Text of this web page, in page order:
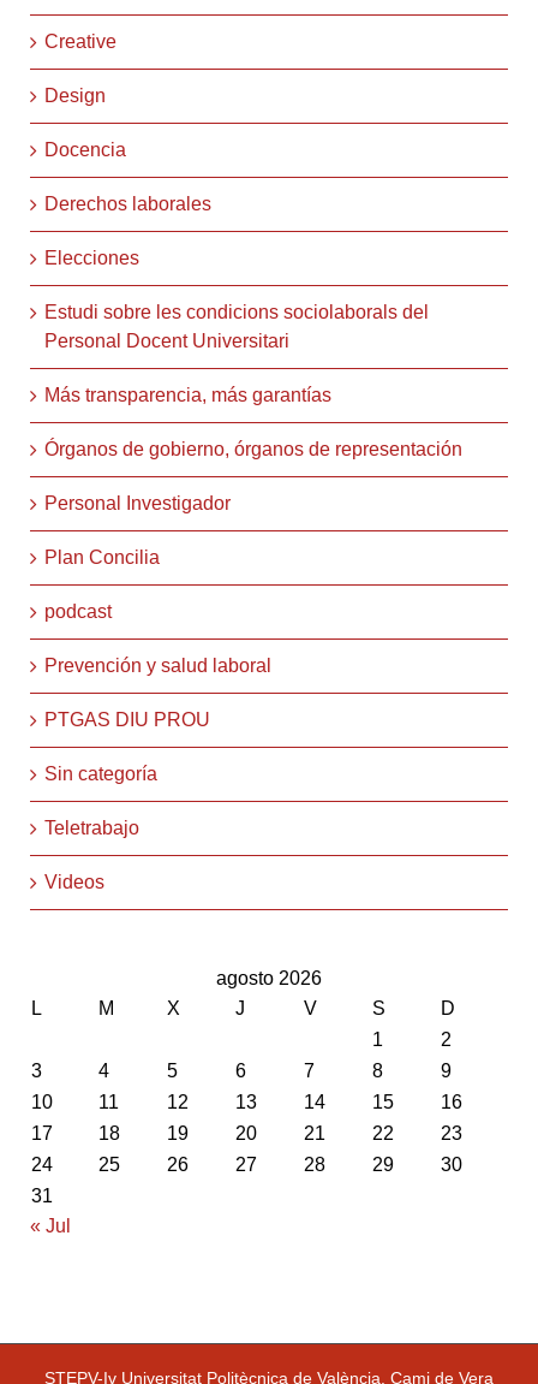
Creative
Design
Docencia
Derechos laborales
Elecciones
Estudi sobre les condicions sociolaborals del
Personal Docent Universitari
Más transparencia, más garantías
Órganos de gobierno, órganos de representación
Personal Investigador
Plan Concilia
podcast
Prevención y salud laboral
PTGAS DIU PROU
Sin categoría
Teletrabajo
Videos
agosto 2026
L
M X J V S
D
1
2
3
4 5 6 7 8
9
10
11 12 13 14 15
16
17
18 19 20 21 22
23
24
25 26 27 28 29
30
31
« Jul
STEPV-Iv Universitat Politècnica de València. Cami de Vera